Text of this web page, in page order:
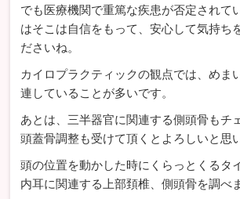
でも医療機関で重篤な疾患が否定されて
はそこは自信をもって、安心して気持ち
ださいね。
カイロプラクティックの観点では、めま
連していることが多いです。
あとは、三半器官に関連する側頭骨もチ
頭蓋骨調整も受けて頂くとよろしいと思
頭の位置を動かした時にくらっとくるタ
内耳に関連する上部頚椎、側頭骨を調べ